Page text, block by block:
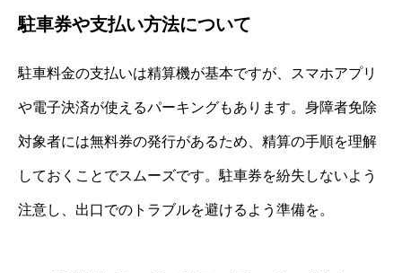
駐車券や支払い方法について
駐車料金の支払いは精算機が基本ですが、スマホアプリ
や電子決済が使えるパーキングもあります。身障者免除
対象者には無料券の発行があるため、精算の手順を理解
しておくことでスムーズです。駐車券を紛失しないよう
注意し、出口でのトラブルを避けるよう準備を。